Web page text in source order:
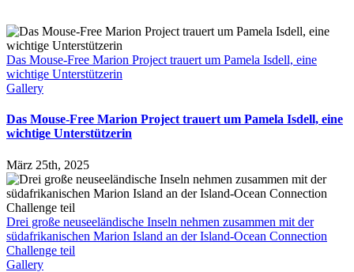
Das Mouse-Free Marion Project trauert um Pamela Isdell, eine
wichtige Unterstützerin
Gallery
Das Mouse-Free Marion Project trauert um Pamela Isdell, eine
wichtige Unterstützerin
März 25th, 2025
Drei große neuseeländische Inseln nehmen zusammen mit der
südafrikanischen Marion Island an der Island-Ocean Connection
Challenge teil
Gallery